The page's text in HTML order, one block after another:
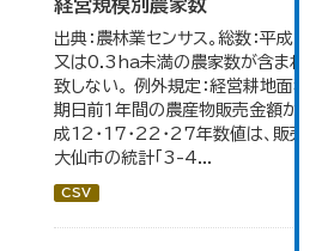
経営規模別農家数
出典：農林業センサス。総数：平成7
又は0.3ha未満の農家数が含まれて
致しない。 例外規定：経営耕地面積
期日前１年間の農産物販売金額が50
成12・17・22・27年数値は、販売農
大仙市の統計「3-4...
CSV